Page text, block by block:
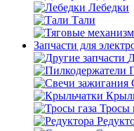
Лебедки
Тали
Запчасти для
Тросы